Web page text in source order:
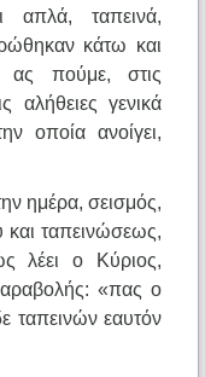
απλά, ταπεινά,
κάτω και
ας πούμε, στις
αλήθειες γενικά
οποία ανοίγει,
ημέρα, σεισμός,
ταπεινώσεως,
λέει ο Κύριος,
«πας ο
ταπεινών εαυτόν